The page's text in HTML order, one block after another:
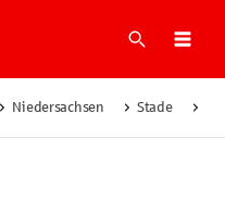
Suche
Niedersachsen Stade